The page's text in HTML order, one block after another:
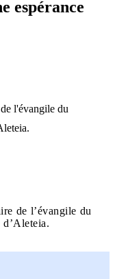
espérance
l'évangile du
de l’évangile du